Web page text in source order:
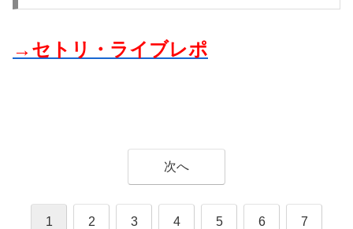
→セトリ・ライブレポ
次へ
1 2 3 4 5 6 7